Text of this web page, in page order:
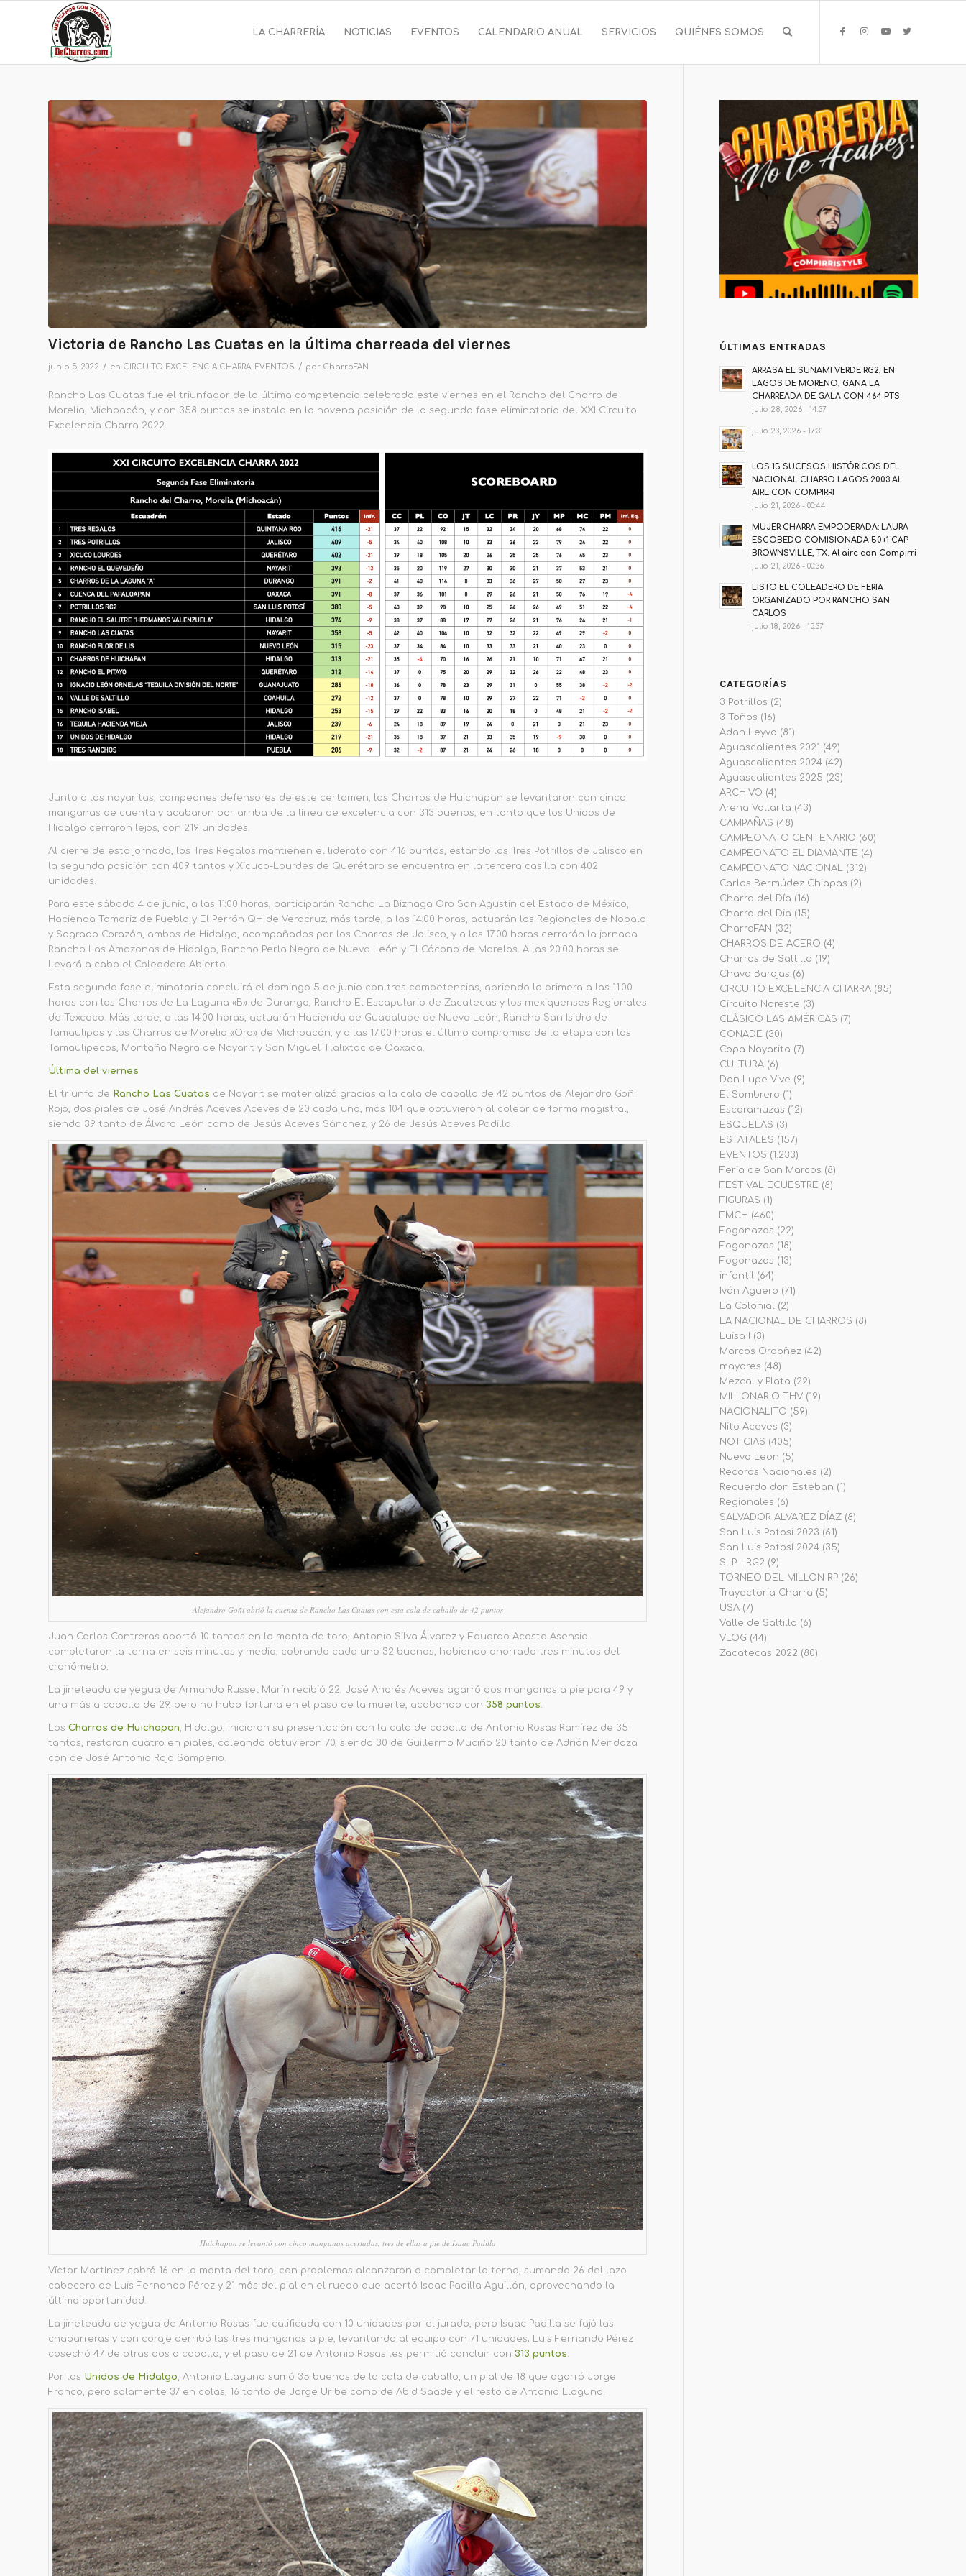
LA CHARRERÍA NOTICIAS EVENTOS CALENDARIO ANUAL SERVICIOS QUIÉNES SOMOS
Victoria de Rancho Las Cuatas en la última charreada del viernes
junio 5, 2022 / en CIRCUITO EXCELENCIA CHARRA EVENTOS / por CharroFAN
Rancho Las Cuatas fue el triunfador de la última competencia celebrada este viernes en el Rancho del Charro de
Morelia, Michoacán, y con 358 puntos se instala en la novena posición de la segunda fase eliminatoria del XXI Circuito
Excelencia Charra 2022.
Junto a los nayaritas, campeones defensores de este certamen, los Charros de Huichapan se levantaron con cinco
manganas de cuenta y acabaron por arriba de la línea de excelencia con 313 buenos, en tanto que los Unidos de
Hidalgo cerraron lejos, con 219 unidades.
Al cierre de esta jornada, los Tres Regalos mantienen el liderato con 416 puntos, estando los Tres Potrillos de Jalisco en
la segunda posición con 409 tantos y Xicuco-Lourdes de Querétaro se encuentra en la tercera casilla con 402
unidades.
Para este sábado 4 de junio, a las 11:00 horas, participarán Rancho La Biznaga Oro San Agustín del Estado de México,
Hacienda Tamariz de Puebla y El Perrón QH de Veracruz; más tarde, a las 14:00 horas, actuarán los Regionales de Nopala
y Sagrado Corazón, ambos de Hidalgo, acompañados por los Charros de Jalisco, y a las 17:00 horas cerrarán la jornada
Rancho Las Amazonas de Hidalgo, Rancho Perla Negra de Nuevo León y El Cócono de Morelos. A las 20:00 horas se
llevará a cabo el Coleadero Abierto.
Esta segunda fase eliminatoria concluirá el domingo 5 de junio con tres competencias, abriendo la primera a las 11:00
horas con los Charros de La Laguna «B» de Durango, Rancho El Escapulario de Zacatecas y los mexiquenses Regionales
de Texcoco. Más tarde, a las 14:00 horas, actuarán Hacienda de Guadalupe de Nuevo León, Rancho San Isidro de
Tamaulipas y los Charros de Morelia «Oro» de Michoacán, y a las 17:00 horas el último compromiso de la etapa con los
Tamaulipecos, Montaña Negra de Nayarit y San Miguel Tlalixtac de Oaxaca.
Última del viernes
El triunfo de Rancho Las Cuatas de Nayarit se materializó gracias a la cala de caballo de 42 puntos de Alejandro Goñi
Rojo, dos piales de José Andrés Aceves Aceves de 20 cada uno, más 104 que obtuvieron al colear de forma magistral,
siendo 39 tanto de Álvaro León como de Jesús Aceves Sánchez, y 26 de Jesús Aceves Padilla.
Alejandro Goñi abrió la cuenta de Rancho Las Cuatas con esta cala de caballo de 42 puntos
Juan Carlos Contreras aportó 10 tantos en la monta de toro, Antonio Silva Álvarez y Eduardo Acosta Asensio
completaron la terna en seis minutos y medio, cobrando cada uno 32 buenos, habiendo ahorrado tres minutos del
cronómetro.
La jineteada de yegua de Armando Russel Marín recibió 22, José Andrés Aceves agarró dos manganas a pie para 49 y
una más a caballo de 29, pero no hubo fortuna en el paso de la muerte, acabando con 358 puntos.
Los Charros de Huichapan, Hidalgo, iniciaron su presentación con la cala de caballo de Antonio Rosas Ramírez de 35
tantos, restaron cuatro en piales, coleando obtuvieron 70, siendo 30 de Guillermo Muciño 20 tanto de Adrián Mendoza
con de José Antonio Rojo Samperio.
Huichapan se levantó con cinco manganas acertadas, tres de ellas a pie de Isaac Padilla
Víctor Martínez cobró 16 en la monta del toro, con problemas alcanzaron a completar la terna, sumando 26 del lazo
cabecero de Luis Fernando Pérez y 21 más del pial en el ruedo que acertó Isaac Padilla Aguillón, aprovechando la
última oportunidad.
La jineteada de yegua de Antonio Rosas fue calificada con 10 unidades por el jurado, pero Isaac Padilla se fajó las
chaparreras y con coraje derribó las tres manganas a pie, levantando al equipo con 71 unidades; Luis Fernando Pérez
cosechó 47 de otras dos a caballo, y el paso de 21 de Antonio Rosas les permitió concluir con 313 puntos
Por los Unidos de Hidalgo , Antonio Llaguno sumó 35 buenos de la cala de caballo, un pial de 18 que agarró Jorge
Franco, pero solamente 37 en colas, 16 tanto de Jorge Uribe como de Abid Saade y el resto de Antonio Llaguno.
ÚLTIMAS ENTRADAS
ARRASA EL SUNAMI VERDE RG2, EN
LAGOS DE MORENO, GANA LA
CHARREADA DE GALA CON 464 PTS.
julio 28, 2026 - 14:37
julio 23, 2026 - 17:31
LOS 15 SUCESOS HISTÓRICOS DEL
NACIONAL CHARRO LAGOS 2003 Al
AIRE CON COMPIRRI
julio 21, 2026 - 00:44
MUJER CHARRA EMPODERADA: LAURA
ESCOBEDO COMISIONADA 50+1 CAP.
BROWNSVILLE, TX. Al aire con Compirri
julio 21, 2026 - 00:36
LISTO EL COLEADERO DE FERIA
ORGANIZADO POR RANCHO SAN
CARLOS
julio 18, 2026 - 15:37
CATEGORÍAS
3 Potrillos (2)
3 Toños (16)
Adan Leyva (81)
Aguascalientes 2021 (49)
Aguascalientes 2024 (42)
Aguascalientes 2025 (23)
ARCHIVO (4)
Arena Vallarta (43)
CAMPAÑAS (48)
CAMPEONATO CENTENARIO (60)
CAMPEONATO EL DIAMANTE (4)
CAMPEONATO NACIONAL
(312)
Carlos Bermúdez Chiapas (2)
Charro del Día (16)
Charro del Dia (15)
CharroFAN (32)
CHARROS DE ACERO (4)
Charros de Saltillo (19)
Chava Barajas (6)
CIRCUITO EXCELENCIA CHARRA (85)
Circuito Noreste (3)
CLÁSICO LAS AMÉRICAS (7)
CONADE (30)
Copa Nayarita (7)
CULTURA (6)
Don Lupe Vive (9)
El Sombrero (1)
Escaramuzas (12)
ESQUELAS (3)
ESTATALES (157)
EVENTOS (1.233)
Feria de San Marcos (8)
FESTIVAL ECUESTRE (8)
FIGURAS (1)
FMCH (460)
Fogonazos (22)
Fogonazos (18)
Fogonazos (13)
infantil
(64)
Iván Agüero (71)
La Colonial
(2)
LA NACIONAL DE CHARROS (8)
Luisa I
(3)
Marcos Ordoñez (42)
mayores (48)
Mezcal y Plata (22)
MILLONARIO THV (19)
NACIONALITO (59)
Nito Aceves (3)
NOTICIAS (405)
Nuevo Leon (5)
Records Nacionales (2)
Recuerdo don Esteban (1)
Regionales (6)
SALVADOR ALVAREZ DÍAZ (8)
San Luis Potosi 2023 (61)
San Luis Potosí 2024 (35)
SLP – RG2 (9)
TORNEO DEL MILLON RP (26)
Trayectoria Charra (5)
USA (7)
Valle de Saltillo (6)
VLOG (44)
Zacatecas 2022 (80)